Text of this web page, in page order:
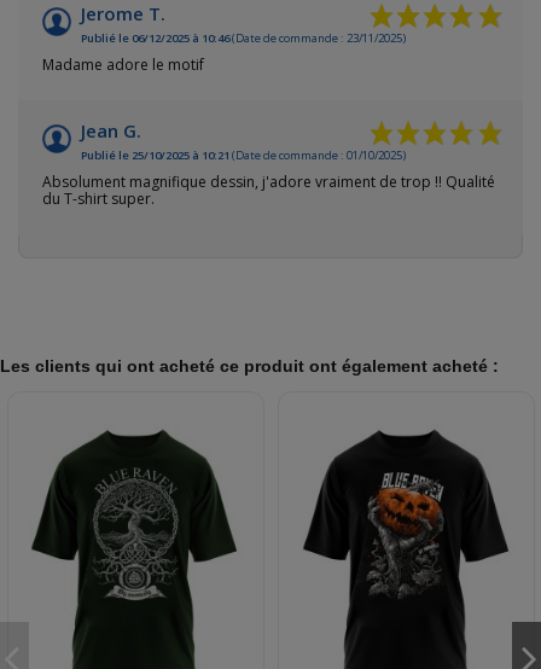
Jerome T.
Publié le 06/12/2025 à 10:46(Date de commande : 23/11/2025)
Madame adore le motif
Jean G.
Publié le 25/10/2025 à 10:21 (Date de commande : 01/10/2025)
Absolument magnifique dessin, j'adore vraiment de trop !! Qualité
du T-shirt super.
Les clients qui ont acheté ce produit ont également acheté :